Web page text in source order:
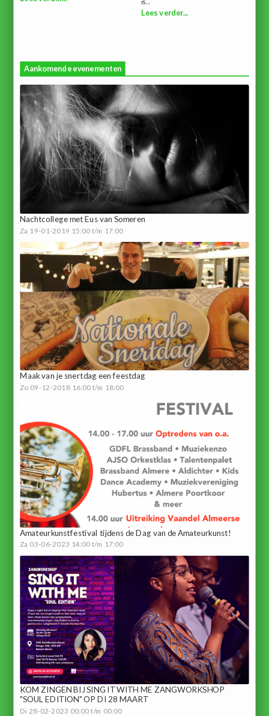
is...
Lees verder...
Aankomende evenementen
Nachtcollege met Eus van Someren
Za 19-01-2019 15:00 t/m 17:00
Maak van je snertdag een feestdag
Zo 09-12-2018 16:00 t/m 18:00
Amateurkunstfestival tijdens de Dag van de Amateurkunst!
Za 03-06-2023 14:00 t/m 17:00
KOM ZINGEN BIJ SING IT WITH ME ZANGWORKSHOP
"SOUL EDITION" OP DI 28 MAART
Di 28-02-2023 00:00 t/m 00:00